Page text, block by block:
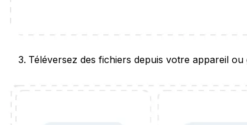
Téléversez des fichiers depuis votre appareil